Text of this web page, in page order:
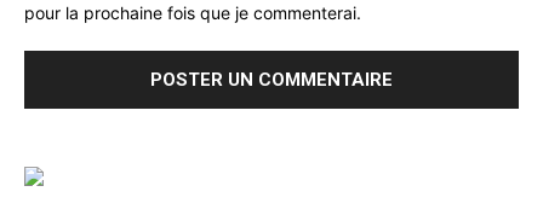
pour la prochaine fois que je commenterai.